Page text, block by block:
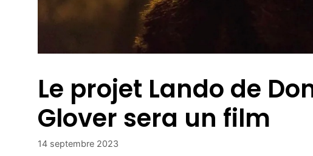
Le projet Lando de
Glover sera un film
14 septembre 2023